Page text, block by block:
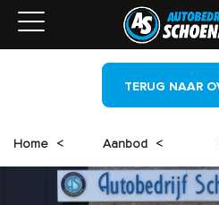
TERUG NAAR
Home < Aanbod <